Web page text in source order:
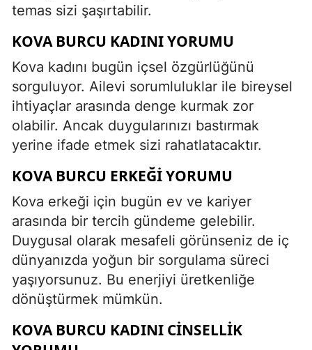
temas sizi şaşırtabilir.
KOVA BURCU KADINI YORUMU
Kova kadını bugün içsel özgürlüğünü
sorguluyor. Ailevi sorumluluklar ile bireysel
ihtiyaçlar arasında denge kurmak zor
olabilir. Ancak duygularınızı bastırmak
yerine ifade etmek sizi rahatlatacaktır.
KOVA BURCU ERKEĞI YORUMU
Kova erkeği için bugün ev ve kariyer
arasında bir tercih gündeme gelebilir.
Duygusal olarak mesafeli görünseniz de iç
dünyanızda yoğun bir sorgulama süreci
yaşıyorsunuz. Bu enerjiyi üretkenliğe
dönüştürmek mümkün.
KOVA BURCU KADINI CINSELLIK